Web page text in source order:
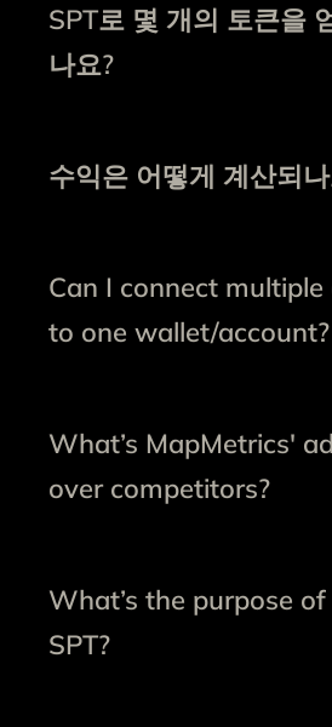
SPT로 몇 개의 토큰을
나요?
수익은 어떻게 계산되
Can I connect multiple
to one wallet/account?
What’s MapMetrics'
over competitors?
What’s the purpose
SPT?